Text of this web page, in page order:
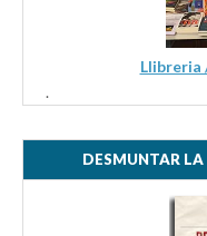
Llibreria
.
DESMUNTAR